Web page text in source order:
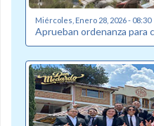
Miércoles, Enero 28, 2026 - 08:30
Aprueban ordenanza para